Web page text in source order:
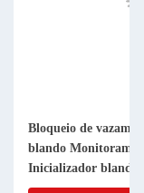
Bloqueio de
blando
Inicializador blando